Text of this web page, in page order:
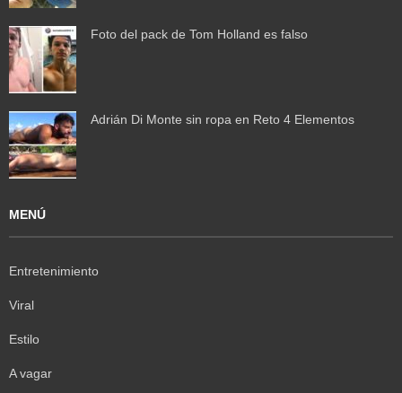
Foto del pack de Tom Holland es falso
Adrián Di Monte sin ropa en Reto 4 Elementos
MENÚ
Entretenimiento
Viral
Estilo
A vagar